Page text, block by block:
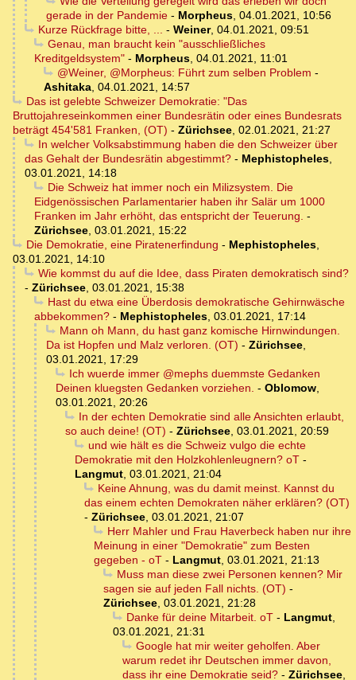
gerade in der Pandemie - Morpheus, 04.01.2021, 10:56
Kurze Rückfrage bitte, ... - Weiner, 04.01.2021, 09:51
Genau, man braucht kein "ausschließliches
Kreditgeldsystem" - Morpheus, 04.01.2021, 11:01
@Weiner, @Morpheus: Führt zum selben Problem -
Ashitaka, 04.01.2021, 14:57
Das ist gelebte Schweizer Demokratie: "Das
Bruttojahreseinkommen einer Bundesrätin oder eines Bundesrats
beträgt 454'581 Franken, (OT) - Zürichsee, 02.01.2021, 21:27
In welcher Volksabstimmung haben die den Schweizer über
das Gehalt der Bundesrätin abgestimmt? - Mephistopheles,
03.01.2021, 14:18
Die Schweiz hat immer noch ein Milizsystem. Die
Eidgenössischen Parlamentarier haben ihr Salär um 1000
Franken im Jahr erhöht, das entspricht der Teuerung. -
Zürichsee, 03.01.2021, 15:22
Die Demokratie, eine Piratenerfindung - Mephistopheles,
03.01.2021, 14:10
Wie kommst du auf die Idee, dass Piraten demokratisch sind?
- Zürichsee, 03.01.2021, 15:38
Hast du etwa eine Überdosis demokratische Gehirnwäsche
abbekommen? - Mephistopheles, 03.01.2021, 17:14
Mann oh Mann, du hast ganz komische Hirnwindungen.
Da ist Hopfen und Malz verloren. (OT) - Zürichsee,
03.01.2021, 17:29
Ich wuerde immer @mephs duemmste Gedanken
Deinen kluegsten Gedanken vorziehen. - Oblomow,
03.01.2021, 20:26
In der echten Demokratie sind alle Ansichten erlaubt,
so auch deine! (OT) - Zürichsee, 03.01.2021, 20:59
und wie hält es die Schweiz vulgo die echte
Demokratie mit den Holzkohlenleugnern? oT -
Langmut, 03.01.2021, 21:04
Keine Ahnung, was du damit meinst. Kannst du
das einem echten Demokraten näher erklären? (OT)
- Zürichsee, 03.01.2021, 21:07
Herr Mahler und Frau Haverbeck haben nur ihre
Meinung in einer "Demokratie" zum Besten
gegeben - oT - Langmut, 03.01.2021, 21:13
Muss man diese zwei Personen kennen? Mir
sagen sie auf jeden Fall nichts. (OT) -
Zürichsee, 03.01.2021, 21:28
Danke für deine Mitarbeit. oT- Langmut,
03.01.2021, 21:31
Google hat mir weiter geholfen. Aber
warum redet ihr Deutschen immer davon,
dass ihr eine Demokratie seid? - Zürichsee,